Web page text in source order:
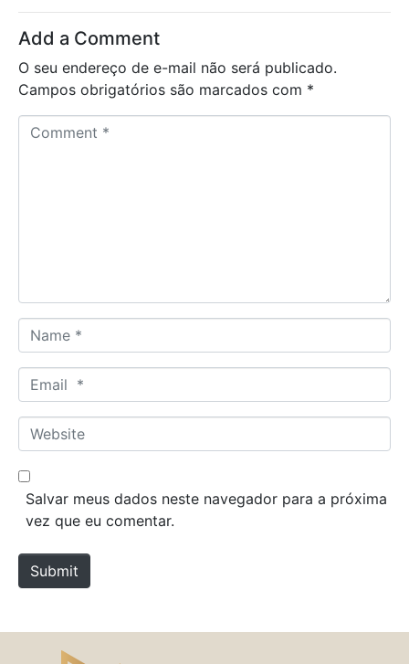
Add a Comment
O seu endereço de e-mail não será publicado.
Campos obrigatórios são marcados com *
a
m
*
m
a
*
W
e
b
e
Salvar meus dados neste navegador para a próxima
vez que eu comentar.
Submit